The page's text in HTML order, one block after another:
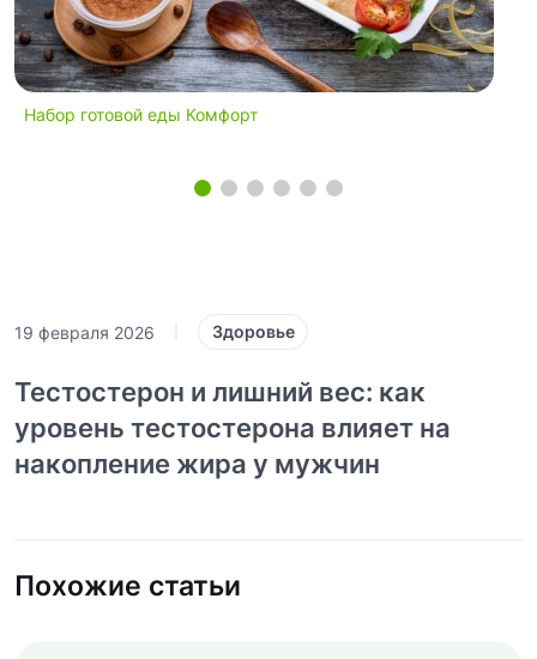
Набор готовой еды Комфорт
19 февраля 2026 Здоровье
Тестостерон и лишний вес: как
уровень тестостерона влияет на
накопление жира у мужчин
Похожие статьи